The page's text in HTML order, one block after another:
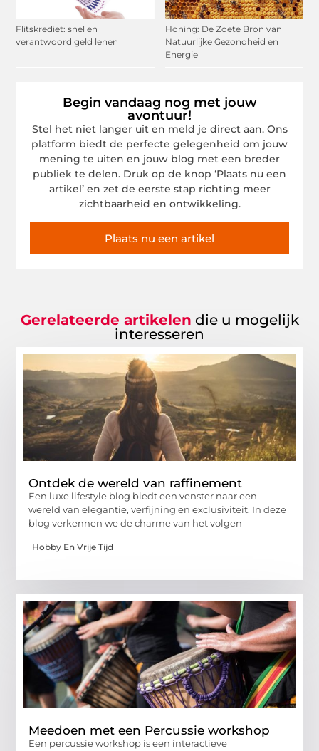
Flitskrediet: snel en
verantwoord geld lenen
Honing: De Zoete Bron van
Natuurlijke Gezondheid en
Energie
Begin vandaag nog met jouw
avontuur!
Stel het niet langer uit en meld je direct aan. Ons
platform biedt de perfecte gelegenheid om jouw
mening te uiten en jouw blog met een breder
publiek te delen. Druk op de knop ‘Plaats nu een
artikel’ en zet de eerste stap richting meer
zichtbaarheid en ontwikkeling.
Plaats nu een artikel
Gerelateerde artikelen die u mogelijk
interesseren
Ontdek de wereld van raffinement
Een luxe lifestyle blog biedt een venster naar een
wereld van elegantie, verfijning en exclusiviteit. In deze
blog verkennen we de charme van het volgen
Hobby En Vrije Tijd
Meedoen met een Percussie workshop
Een percussie workshop is een interactieve